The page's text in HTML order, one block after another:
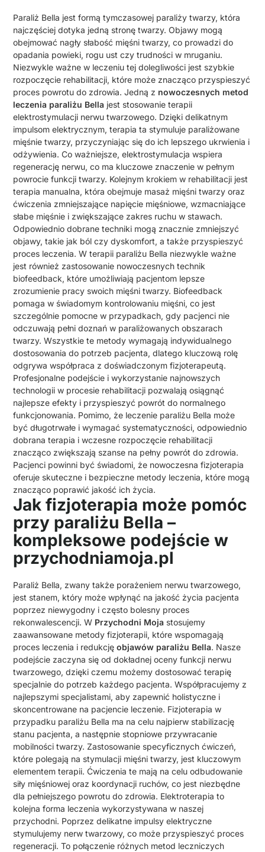
Paraliż Bella jest formą tymczasowej paraliży twarzy, która
najczęściej dotyka jedną stronę twarzy. Objawy mogą
obejmować nagły słabość mięśni twarzy, co prowadzi do
opadania powieki, rogu ust czy trudności w mruganiu.
Niezwykle ważne w leczeniu tej dolegliwości jest szybkie
rozpoczęcie rehabilitacji, które może znacząco przyspieszyć
proces powrotu do zdrowia. Jedną z nowoczesnych metod
leczenia paraliżu Bella jest stosowanie terapii
elektrostymulacji nerwu twarzowego. Dzięki delikatnym
impulsom elektrycznym, terapia ta stymuluje paraliżowane
mięśnie twarzy, przyczyniając się do ich lepszego ukrwienia i
odżywienia. Co ważniejsze, elektrostymulacja wspiera
regenerację nerwu, co ma kluczowe znaczenie w pełnym
powrocie funkcji twarzy. Kolejnym krokiem w rehabilitacji jest
terapia manualna, która obejmuje masaż mięśni twarzy oraz
ćwiczenia zmniejszające napięcie mięśniowe, wzmacniające
słabe mięśnie i zwiększające zakres ruchu w stawach.
Odpowiednio dobrane techniki mogą znacznie zmniejszyć
objawy, takie jak ból czy dyskomfort, a także przyspieszyć
proces leczenia. W terapii paraliżu Bella niezwykle ważne
jest również zastosowanie nowoczesnych technik
biofeedback, które umożliwiają pacjentom lepsze
zrozumienie pracy swoich mięśni twarzy. Biofeedback
pomaga w świadomym kontrolowaniu mięśni, co jest
szczególnie pomocne w przypadkach, gdy pacjenci nie
odczuwają pełni doznań w paraliżowanych obszarach
twarzy. Wszystkie te metody wymagają indywidualnego
dostosowania do potrzeb pacjenta, dlatego kluczową rolę
odgrywa współpraca z doświadczonym fizjoterapeutą.
Profesjonalne podejście i wykorzystanie najnowszych
technologii w procesie rehabilitacji pozwalają osiągnąć
najlepsze efekty i przyspieszyć powrót do normalnego
funkcjonowania. Pomimo, że leczenie paraliżu Bella może
być długotrwałe i wymagać systematyczności, odpowiednio
dobrana terapia i wczesne rozpoczęcie rehabilitacji
znacząco zwiększają szanse na pełny powrót do zdrowia.
Pacjenci powinni być świadomi, że nowoczesna fizjoterapia
oferuje skuteczne i bezpieczne metody leczenia, które mogą
znacząco poprawić jakość ich życia.
Jak fizjoterapia może pomóc
przy paraliżu Bella –
kompleksowe podejście w
przychodniamoja.pl
Paraliż Bella, zwany także porażeniem nerwu twarzowego,
jest stanem, który może wpłynąć na jakość życia pacjenta
poprzez niewygodny i często bolesny proces
rekonwalescencji. W Przychodni Moja stosujemy
zaawansowane metody fizjoterapii, które wspomagają
proces leczenia i redukcjęobjawów paraliżu Bella. Nasze
podejście zaczyna się od dokładnej oceny funkcji nerwu
twarzowego, dzięki czemu możemy dostosować terapię
specjalnie do potrzeb każdego pacjenta. Współpracujemy z
najlepszymi specjalistami, aby zapewnić holistyczne i
skoncentrowane na pacjencie leczenie. Fizjoterapia w
przypadku paraliżu Bella ma na celu najpierw stabilizację
stanu pacjenta, a następnie stopniowe przywracanie
mobilności twarzy. Zastosowanie specyficznych ćwiczeń,
które polegają na stymulacji mięśni twarzy, jest kluczowym
elementem terapii. Ćwiczenia te mają na celu odbudowanie
siły mięśniowej oraz koordynacji ruchów, co jest niezbędne
dla pełniejszego powrotu do zdrowia. Elektroterapia to
kolejna forma leczenia wykorzystywana w naszej
przychodni. Poprzez delikatne impulsy elektryczne
stymulujemy nerw twarzowy, co może przyspieszyć proces
regeneracji. To połączenie różnych metod leczniczych